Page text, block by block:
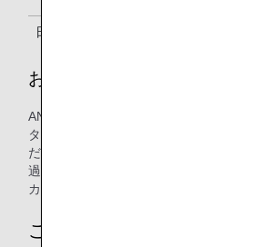
日本国内
お手続き
ANA運航便をご予約の上、ご出発当日に
ターまたは手荷物預け入れカウンターでお
ださい。ANAマイレージクラブカードを
過手荷物料金についてマイルで支払うこと
カウンタースタッフにお伝えください。
ご利用条件